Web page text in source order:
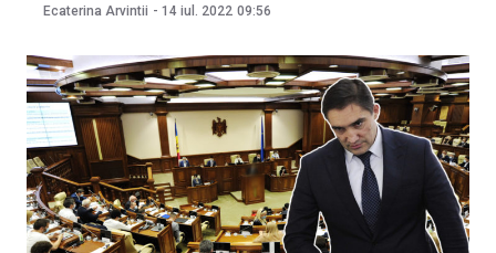
informează NM. Deputații urmează să examineze, în lectura
a doua, ratificarea mai multor acorduri, printre care:
Ecaterina Arvintii - 14 iul. 2022 09:56